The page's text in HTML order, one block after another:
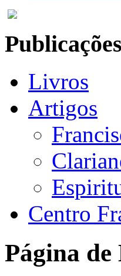
Publicações
Livros
Artigos
Centro
Página de